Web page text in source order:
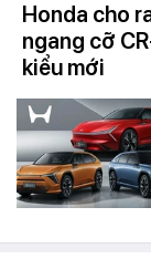
Honda cho
ngang cỡ
kiểu mới